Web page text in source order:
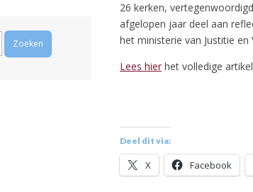
26 kerken,
afgelopen jaar deel aan
het ministerie van Justitie en
Lees hier het volledige
Deel dit via:
X Facebook